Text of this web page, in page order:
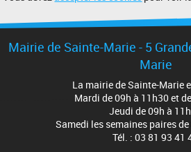
Mairie de Sainte-Marie - 5
Marie
La mairie de Sainte-Marie
Mardi de 09h à 11h30 et
Jeudi de 09h à
Samedi les semaines paires
Tél. : 03 81 93 41